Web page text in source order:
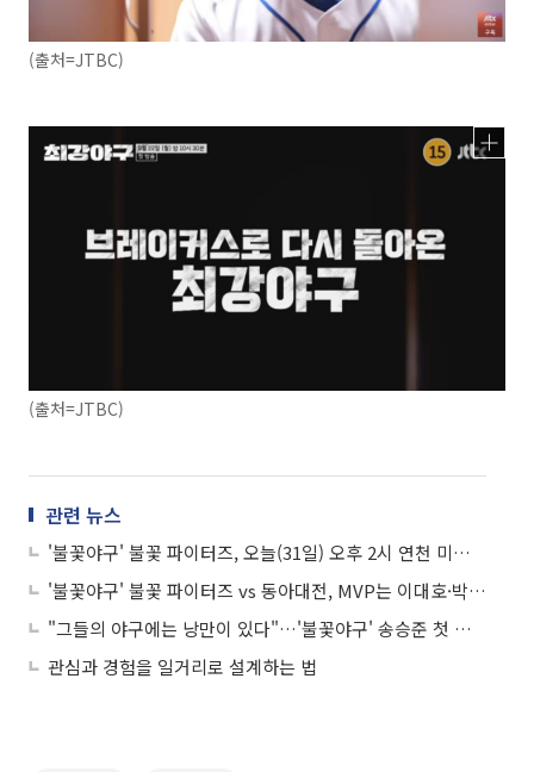
(출처=JTBC)
(출처=JTBC)
관련 뉴스
'불꽃야구' 불꽃 파이터즈, 오늘(31일) 오후 2시 연천 미라클과 직관 생중계…최수현·선성권 씨 될까
'불꽃야구' 불꽃 파이터즈 vs 동아대전, MVP는 이대호·박재욱…활약 어땠나
"그들의 야구에는 낭만이 있다"…'불꽃야구' 송승준 첫 등판에 환호와 감동
관심과 경험을 일거리로 설계하는 법